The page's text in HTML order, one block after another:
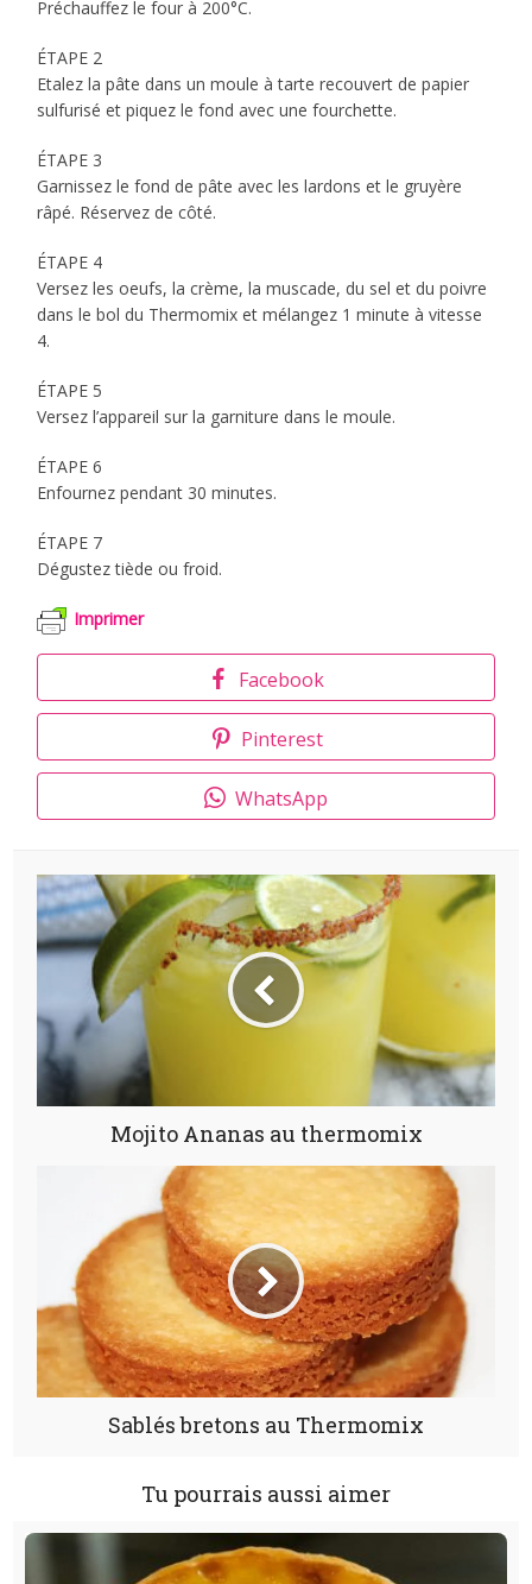
Préchauffez le four à 200°C.
ÉTAPE 2
Etalez la pâte dans un moule à tarte recouvert de papier
sulfurisé et piquez le fond avec une fourchette.
ÉTAPE 3
Garnissez le fond de pâte avec les lardons et le gruyère
râpé. Réservez de côté.
ÉTAPE 4
Versez les oeufs, la crème, la muscade, du sel et du poivre
dans le bol du Thermomix et mélangez 1 minute à vitesse
4.
ÉTAPE 5
Versez l’appareil sur la garniture dans le moule.
ÉTAPE 6
Enfournez pendant 30 minutes.
ÉTAPE 7
Dégustez tiède ou froid.
Imprimer
Facebook
Pinterest
WhatsApp
Mojito Ananas au thermomix
Sablés bretons au Thermomix
Tu pourrais aussi aimer